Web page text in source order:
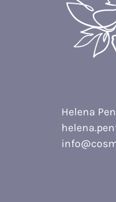
Helena